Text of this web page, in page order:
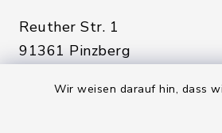
Wir weisen darauf hin, dass
Reuther Str. 1
91361 Pinzberg
09191 7950-0